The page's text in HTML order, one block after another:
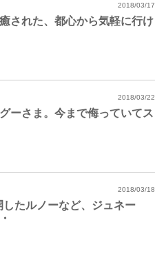
された、都心から気軽に行け
2018/03/17
ーさま。今まで侮っていてス
2018/03/22
たルノーなど、ジュネー
2018/03/18